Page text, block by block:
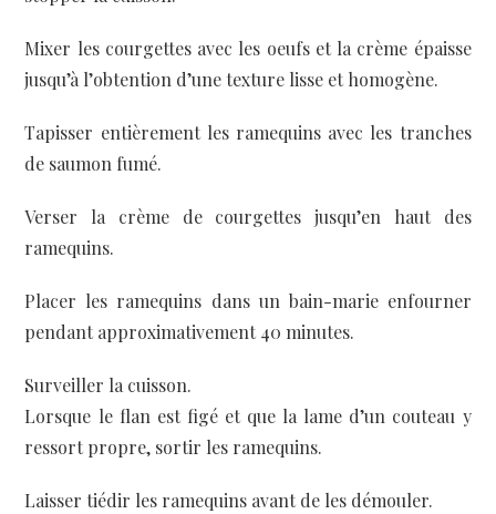
Mixer les courgettes avec les oeufs et la crème épaisse
jusqu’à l’obtention d’une texture lisse et homogène.
Tapisser entièrement les ramequins avec les tranches
de saumon fumé.
Verser la crème de courgettes jusqu’en haut des
ramequins.
Placer les ramequins dans un bain-marie enfourner
pendant approximativement 40 minutes.
Surveiller la cuisson.
Lorsque le flan est figé et que la lame d’un couteau y
ressort propre, sortir les ramequins.
Laisser tiédir les ramequins avant de les démouler.